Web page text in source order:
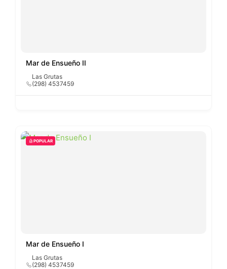
Mar de Ensueño II
Las Grutas
(298) 4537459
POPULAR
Mar de Ensueño I
Las Grutas
(298) 4537459